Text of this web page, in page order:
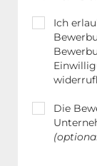
Ich
Die